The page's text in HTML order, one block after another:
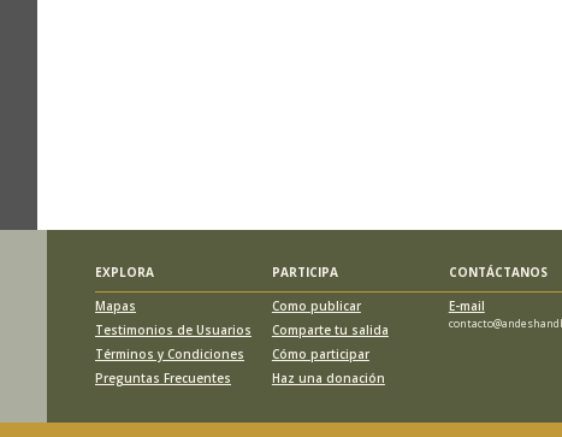
EXPLORA PARTICIPA CONTÁCTANOS
Mapas
Testimonios de Usuarios
Términos y Condiciones
Preguntas Frecuentes
Como publicar
Comparte tu salida
Cómo participar
Haz una donación
E-mail